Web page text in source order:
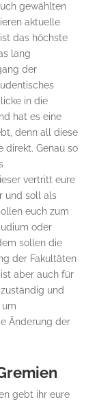
gewählten
aktuelle
das höchste
lang
der
in die
hat es eine
denn all diese
direkt. Genau so
vertritt eure
und soll als
euch zum
oder
sollen die
der Fakultäten
aber auch für
und
Änderung der
gebt ihr eure